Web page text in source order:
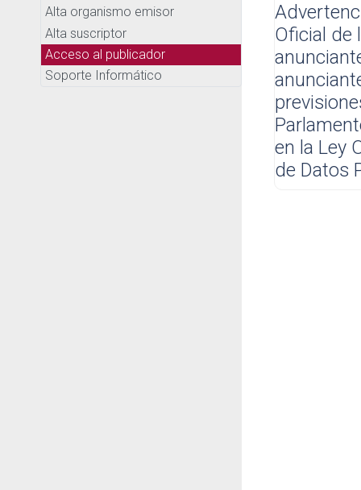
Alta organismo emisor
Alta suscriptor
Acceso al publicador
Soporte Informático
Oficial de
en la Ley
de Datos